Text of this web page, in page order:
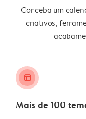
Conceba um
criativos,
layout_alt
Mais de 100